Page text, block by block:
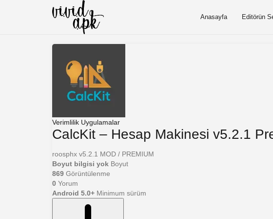
Anasayfa Editörün
Verimlilik Uygulamalar
CalcKit – Hesap Makinesi v5.2.1
roosphx v5.2.1 MOD / PREMIUM
Boyut bilgisi yok Boyut
869 Görüntülenme
0 Yorum
Android 5.0+ Minimum sürüm